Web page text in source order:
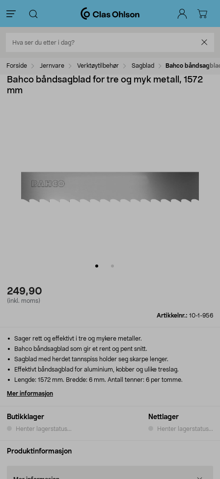
Forside Jernvare Verktøytilbehør Sagblad Bahco
Bahco båndsagblad for tre og myk metall, 1572
mm
249,90
(inkl. moms)
Artikkelnr.: 10-1-956
Butikklager
Henter lagerstatus...
Nettlager
Henter lagerstatus...
Sager rett og effektivt i tre og mykere metaller.
Bahco båndsagblad som gir et rent og pent snitt.
Sagblad med herdet tannspiss holder seg skarpe lenger.
Effektivt båndsagblad for aluminium, kobber og ulike treslag.
Lengde: 1572 mm. Bredde: 6 mm. Antall tenner: 6 per tomme.
Mer informasjon
Produktinformasjon